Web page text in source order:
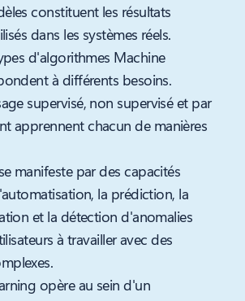
constituent les résultats
dans les systèmes réels.
d'algorithmes Machine
à différents besoins.
supervisé, non supervisé et par
apprennent chacun de manières
manifeste par des capacités
la prédiction, la
et la détection d'anomalies
à travailler avec des
opère au sein d'un